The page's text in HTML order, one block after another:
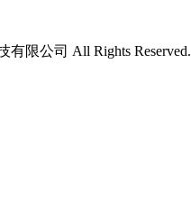
限公司 All Rights Reserved.